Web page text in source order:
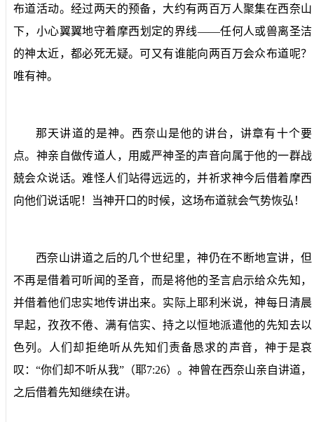
布道活动。经过两天的预备，大约有两百万人聚集在西奈山
下，小心翼翼地守着摩西划定的界线——任何人或兽离圣洁
的神太近，都必死无疑。可又有谁能向两百万会众布道呢？
唯有神。
那天讲道的是神。西奈山是他的讲台，讲章有十个要
点。神亲自做传道人，用威严神圣的声音向属于他的一群战
兢会众说话。难怪人们站得远远的，并祈求神今后借着摩西
向他们说话呢！当神开口的时候，这场布道就会气势恢弘！
西奈山讲道之后的几个世纪里，神仍在不断地宣讲，但
不再是借着可听闻的圣音，而是将他的圣言启示给众先知，
并借着他们忠实地传讲出来。实际上耶利米说，神每日清晨
早起，孜孜不倦、满有信实、持之以恒地派遣他的先知去以
色列。人们却拒绝听从先知们责备恳求的声音，神于是哀
叹：“你们却不听从我”（耶7:26）。神曾在西奈山亲自讲道，
之后借着先知继续在讲。